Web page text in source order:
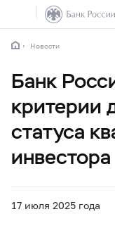
Новости
Банк
критерии
статуса
инвестора
17 июля 2025 года